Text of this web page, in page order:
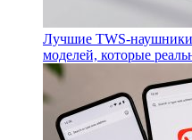
Лучшие TWS-наушники
моделей, которые